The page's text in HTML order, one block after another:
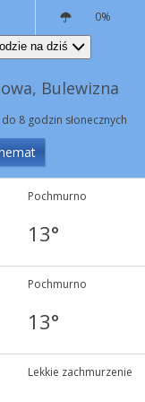
0%
na dziś
Bulewizna
8 godzin słonecznych
Pochmurno
13°
Pochmurno
13°
Lekkie zachmurzenie